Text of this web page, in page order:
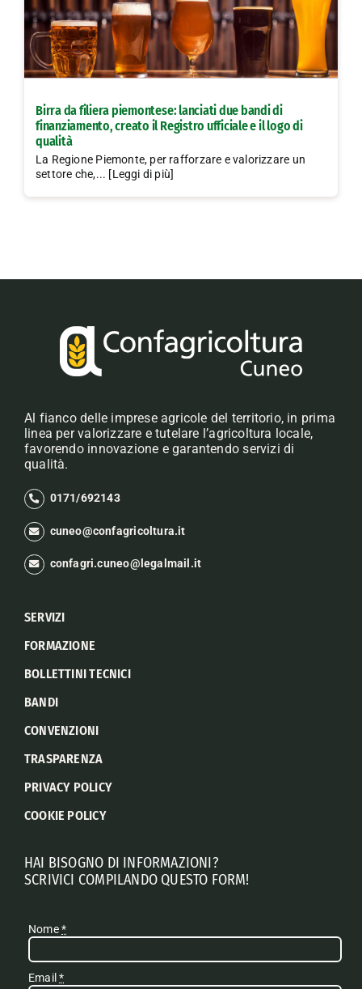
Birra da filiera piemontese: lanciati due bandi di
finanziamento, creato il Registro ufficiale e il logo di
qualità
La Regione Piemonte, per rafforzare e valorizzare un
settore che,... [Leggi di più]
Al fianco delle imprese agricole del territorio, in prima
linea per valorizzare e tutelare l’agricoltura locale,
favorendo innovazione e garantendo servizi di
qualità.
0171/692143
cuneo@confagricoltura.it
confagri.cuneo@legalmail.it
SERVIZI
FORMAZIONE
BOLLETTINI TECNICI
BANDI
CONVENZIONI
TRASPARENZA
PRIVACY POLICY
COOKIE POLICY
HAI BISOGNO DI INFORMAZIONI?
SCRIVICI COMPILANDO QUESTO FORM!
Nome*
Email*